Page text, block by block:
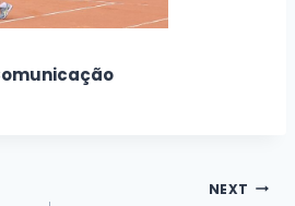
NEXT